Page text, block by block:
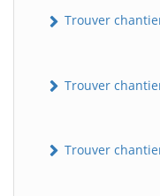
Trouver
Trouver
Trouver